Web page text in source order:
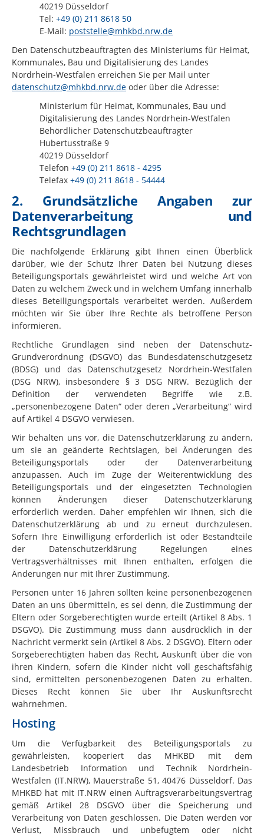
40219 Düsseldorf
Tel: +49 (0) 211 8618 50
E-Mail: poststelle@mhkbd.nrw.de
Den Datenschutzbeauftragten des Ministeriums für Heimat,
Kommunales, Bau und Digitalisierung des Landes
Nordrhein-Westfalen erreichen Sie per Mail unter
datenschutz@mhkbd.nrw.de oder über die Adresse:
Ministerium für Heimat, Kommunales, Bau und
Digitalisierung des Landes Nordrhein-Westfalen
Behördlicher Datenschutzbeauftragter
Hubertusstraße 9
40219 Düsseldorf
Telefon +49 (0) 211 8618 - 4295
Telefax +49 (0) 211 8618 - 54444
2. Grundsätzliche Angaben zur
Datenverarbeitung und
Rechtsgrundlagen
Die nachfolgende Erklärung gibt Ihnen einen Überblick
darüber, wie der Schutz Ihrer Daten bei Nutzung dieses
Beteiligungsportals gewährleistet wird und welche Art von
Daten zu welchem Zweck und in welchem Umfang innerhalb
dieses Beteiligungsportals verarbeitet werden. Außerdem
möchten wir Sie über Ihre Rechte als betroffene Person
informieren.
Rechtliche Grundlagen sind neben der Datenschutz-
Grundverordnung (DSGVO) das Bundesdatenschutzgesetz
(BDSG) und das Datenschutzgesetz Nordrhein-Westfalen
(DSG NRW), insbesondere § 3 DSG NRW. Bezüglich der
Definition der verwendeten Begriffe wie z.B.
„personenbezogene Daten“ oder deren „Verarbeitung“ wird
auf Artikel 4 DSGVO verwiesen.
Wir behalten uns vor, die Datenschutzerklärung zu ändern,
um sie an geänderte Rechtslagen, bei Änderungen des
Beteiligungsportals oder der Datenverarbeitung
anzupassen. Auch im Zuge der Weiterentwicklung des
Beteiligungsportals und der eingesetzten Technologien
können Änderungen dieser Datenschutzerklärung
erforderlich werden. Daher empfehlen wir Ihnen, sich die
Datenschutzerklärung ab und zu erneut durchzulesen.
Sofern Ihre Einwilligung erforderlich ist oder Bestandteile
der Datenschutzerklärung Regelungen eines
Vertragsverhältnisses mit Ihnen enthalten, erfolgen die
Änderungen nur mit Ihrer Zustimmung.
Personen unter 16 Jahren sollten keine personenbezogenen
Daten an uns übermitteln, es sei denn, die Zustimmung der
Eltern oder Sorgeberechtigten wurde erteilt (Artikel 8 Abs. 1
DSGVO). Die Zustimmung muss dann ausdrücklich in der
Nachricht vermerkt sein (Artikel 8 Abs. 2 DSGVO). Eltern oder
Sorgeberechtigten haben das Recht, Auskunft über die von
ihren Kindern, sofern die Kinder nicht voll geschäftsfähig
sind, ermittelten personenbezogenen Daten zu erhalten.
Dieses Recht können Sie über Ihr Auskunftsrecht
wahrnehmen.
Hosting
Um die Verfügbarkeit des Beteiligungsportals zu
gewährleisten, kooperiert das MHKBD mit dem
Landesbetrieb Information und Technik Nordrhein-
Westfalen (IT.NRW), Mauerstraße 51, 40476 Düsseldorf. Das
MHKBD hat mit IT.NRW einen Auftragsverarbeitungsvertrag
gemäß Artikel 28 DSGVO über die Speicherung und
Verarbeitung von Daten geschlossen. Die Daten werden vor
Verlust, Missbrauch und unbefugtem oder nicht